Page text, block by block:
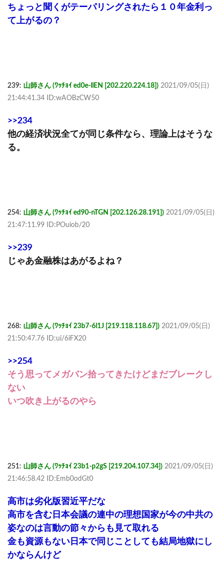
ちょっと聞くがテーパリングされたら１０年金利っ
て上がるの？
239: 山師さん (ﾜｯﾁｮｲ ed0e-llEN [202.220.224.18]) 2021/09/05(日)
21:44:41.34 ID:wAOBzCW50
>>234
他の経済状況全てが同じ条件なら、理論上はそうな
る。
254: 山師さん (ﾜｯﾁｮｲ ed90-nTGN [202.126.28.191]) 2021/09/05(日)
21:47:11.99 ID:POuiob/20
>>239
じゃあ金融株はあがるよね？
268: 山師さん (ﾜｯﾁｮｲ 23b7-6l1J [219.118.118.67]) 2021/09/05(日)
21:50:47.76 ID:ui/6iFX20
>>254
そう思ってメガバン拾ってきたけどまだブレークし
ない
いつ吹き上がるのやら
251: 山師さん (ﾜｯﾁｮｲ 23b1-p2gS [219.204.107.34]) 2021/09/05(日)
21:46:58.42 ID:Emb0odGt0
高市は劣化版習近平だな
高市を含む日本会議の連中の理想国家が今の中共の
姿なのは言動の節々からも見て取れる
金も資源もない日本で同じことしても結局地獄にし
かならんけど